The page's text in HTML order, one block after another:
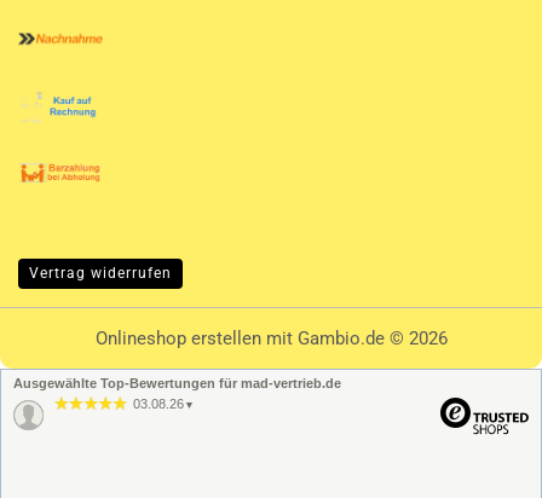
Vertrag widerrufen
Onlineshop erstellenmit Gambio.de © 2026
Ausgewählte Top-Bewertungen für mad-vertrieb.de
03.08.26 ▼